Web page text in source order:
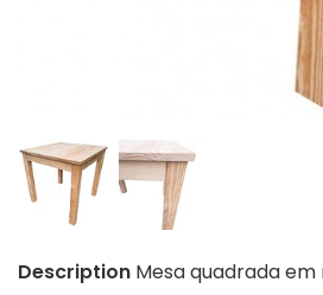
Description Mesa quadrada